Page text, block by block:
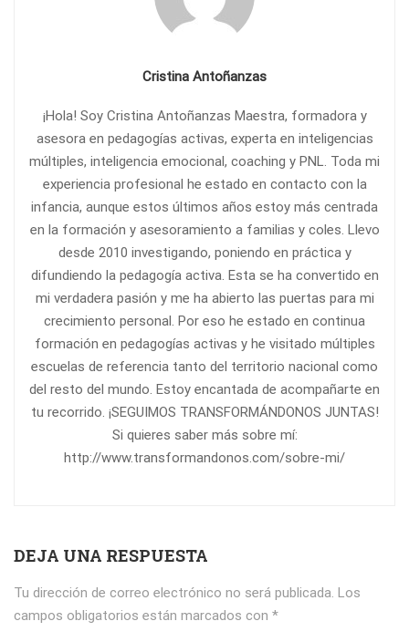
Cristina Antoñanzas
¡Hola! Soy Cristina Antoñanzas Maestra, formadora y
asesora en pedagogías activas, experta en inteligencias
múltiples, inteligencia emocional, coaching y PNL. Toda mi
experiencia profesional he estado en contacto con la
infancia, aunque estos últimos años estoy más centrada
en la formación y asesoramiento a familias y coles. Llevo
desde 2010 investigando, poniendo en práctica y
difundiendo la pedagogía activa. Esta se ha convertido en
mi verdadera pasión y me ha abierto las puertas para mi
crecimiento personal. Por eso he estado en continua
formación en pedagogías activas y he visitado múltiples
escuelas de referencia tanto del territorio nacional como
del resto del mundo. Estoy encantada de acompañarte en
tu recorrido. ¡SEGUIMOS TRANSFORMÁNDONOS JUNTAS!
Si quieres saber más sobre mí:
http://www.transformandonos.com/sobre-mi/
DEJA UNA RESPUESTA
Tu dirección de correo electrónico no será publicada. Los
campos obligatorios están marcados con *